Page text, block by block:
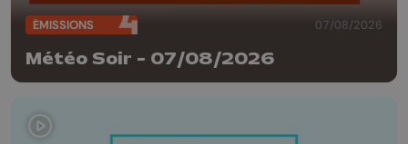
ÉMISSIONS 07/08/2026
Météo Soir - 07/08/2026